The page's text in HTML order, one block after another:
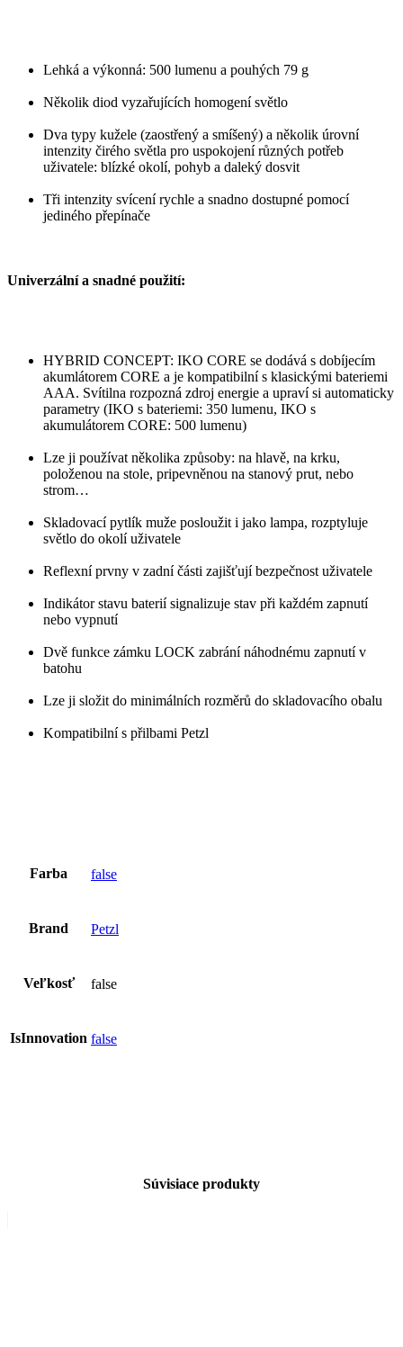
Lehká a výkonná: 500 lumenu a pouhých 79 g
Několik diod vyzařujících homogení světlo
Dva typy kužele (zaostřený a smíšený) a několik úrovní
intenzity čirého světla pro uspokojení různých potřeb
uživatele: blízké okolí, pohyb a daleký dosvit
Tři intenzity svícení rychle a snadno dostupné pomocí
jediného přepínače
Univerzální a snadné použití:
HYBRID CONCEPT: IKO CORE se dodává s dobíjecím
akumlátorem CORE a je kompatibilní s klasickými bateriemi
AAA. Svítilna rozpozná zdroj energie a upraví si automaticky
parametry (IKO s bateriemi: 350 lumenu, IKO s
akumulátorem CORE: 500 lumenu)
Lze ji používat několika způsoby: na hlavě, na krku,
položenou na stole, pripevněnou na stanový prut, nebo
strom…
Skladovací pytlík muže posloužit i jako lampa, rozptyluje
světlo do okolí uživatele
Reflexní prvny v zadní části zajišťují bezpečnost uživatele
Indikátor stavu baterií signalizuje stav při každém zapnutí
nebo vypnutí
Dvě funkce zámku LOCK zabrání náhodnému zapnutí v
batohu
Lze ji složit do minimálních rozměrů do skladovacího obalu
Kompatibilní s přilbami Petzl
Farba false
Brand Petzl
Veľkosť false
IsInnovation false
Súvisiace produkty